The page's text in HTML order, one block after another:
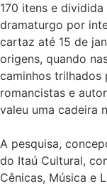
170 itens e
dramaturgo por
cartaz até 15 de
origens, quando
caminhos trilhados
romancistas e
valeu uma cadeira
A pesquisa,
do Itaú Cultural,
Cênicas, Música e